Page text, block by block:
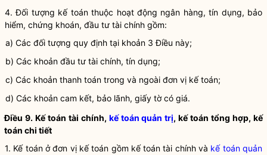
4. Đối tượng kế toánthuộc hoạt động ngân hàng, tín dụng, bảo
hiểm, chứng khoán, đầu tư tài chính gồm:
a) Các đối tượng quy định tại khoản 3 Điều này;
b) Các khoản đầu tư tài chính, tín dụng;
c) Các khoản thanh toán trong và ngoài đơn vị kế toán;
d) Các khoản cam kết, bảo lãnh, giấy tờ có giá.
Điều 9. Kế toán tài chính, kế toán quản trị, kế toán tổng hợp, kế
toán chi tiết
1. Kế toán ởđơn vị kế toán gồm kế toán tài chínhvà kế toán quản